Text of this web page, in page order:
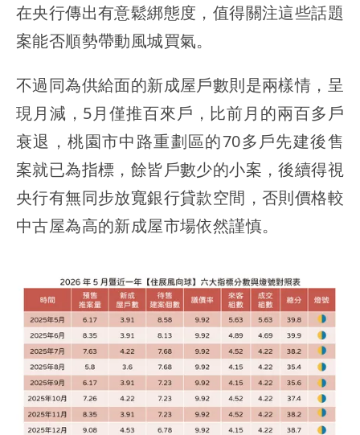
在央行傳出有意鬆綁態度，值得關注這些話題
案能否順勢帶動風城買氣。
不過同為供給面的新成屋戶數則是兩樣情，呈
現月減，5月僅推百來戶，比前月的兩百多戶
衰退，桃園市中路重劃區的70多戶先建後售
案就已為指標，餘皆戶數少的小案，後續得視
央行有無同步放寬銀行貸款空間，否則價格較
中古屋為高的新成屋市場依然謹慎。